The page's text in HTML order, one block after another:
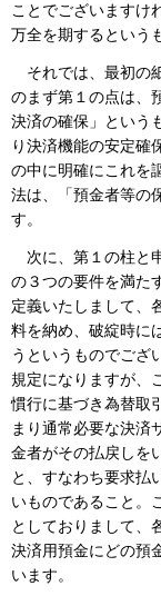
ことでございますけ
万全を期するという
それでは、最初の
のまず第１の点は、
決済の確保」という
り決済機能の安定確
の中に明確にこれを
法は、「預金者等の
す。
次に、第１の柱と
の３つの要件を満た
定義いたしまして、
料を納め、破綻時に
うというものでござ
規定になりますが、
慣行に基づき為替取
まり通常必要な決済
金者がその払戻しを
と、すなわち要求払
いものであること。
としておりまして、
決済用預金にどの預
います。